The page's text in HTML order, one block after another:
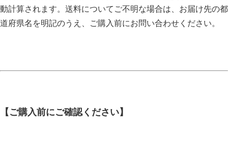
動計算されます。送料についてご不明な場合は、お届け先の都
道府県名を明記のうえ、ご購入前にお問い合わせください。
【ご購入前にご確認ください】